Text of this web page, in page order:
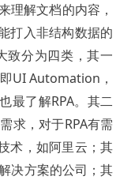
理解文档的内容，
打入非结构数据的
致分为四类，其一
UI Automation，
了解RPA。 其二
求，对于RPA有需
术，如阿里云； 其
决方案的公司； 其